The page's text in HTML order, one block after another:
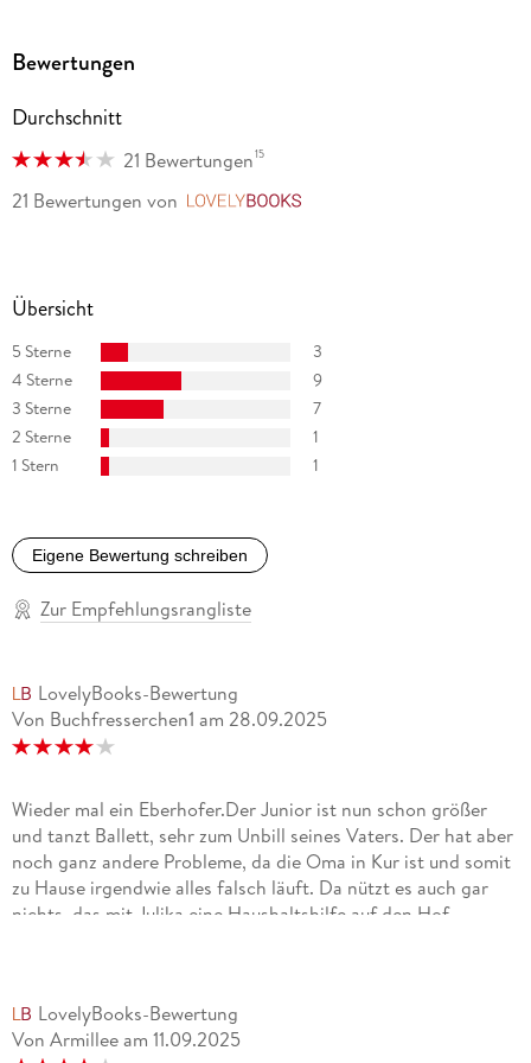
Bewertungen
Durchschnitt
21 Bewertungen15
21 Bewertungen von
Übersicht
5 Sterne
3
4 Sterne
9
3 Sterne
7
2 Sterne
1
1 Stern
1
Eigene Bewertung schreiben
Zur Empfehlungsrangliste
LovelyBooks-Bewertung
Von Buchfresserchen1 am 28.09.2025
Wieder mal ein Eberhofer.Der Junior ist nun schon größer
und tanzt Ballett, sehr zum Unbill seines Vaters. Der hat aber
noch ganz andere Probleme, da die Oma in Kur ist und somit
zu Hause irgendwie alles falsch läuft. Da nützt es auch gar
nichts, das mit Julika eine Haushaltshilfe auf den Hof
ermitteln.Und um dem Ganzen die Krone aufzusetzen
kandidiert die Susi auch noch als Bürgermeisterin.Da soll
LovelyBooks-Bewertung
Von Armillee am 11.09.2025